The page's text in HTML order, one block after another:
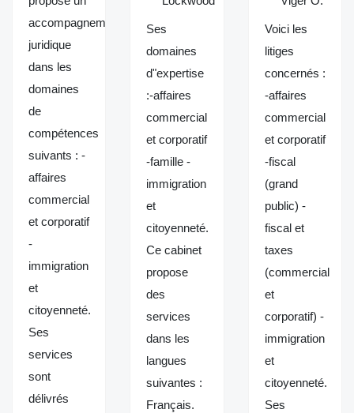
accompagnement
juridique
dans les
domaines
de
compétences
suivants : -
affaires
commercial
et corporatif
-
immigration
et
citoyenneté.
Ses
services
sont
délivrés
Ses
domaines
d"expertise
:-affaires
commercial
et corporatif
-famille -
immigration
et
citoyenneté.
Ce cabinet
propose
des
services
dans les
langues
suivantes :
Français.
Voici les
litiges
concernés :
-affaires
commercial
et corporatif
-fiscal
(grand
public) -
fiscal et
taxes
(commercial
et
corporatif) -
immigration
et
citoyenneté.
Ses